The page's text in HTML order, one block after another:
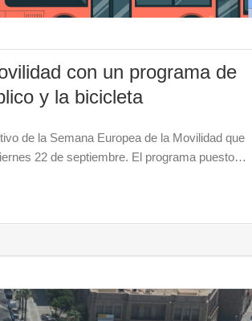
con un programa de
y la bicicleta
de la Semana Europea de la Movilidad que
22 de septiembre. El programa puesto…